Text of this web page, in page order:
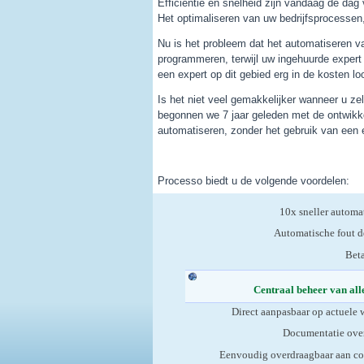
Efficiëntie en snelheid zijn vandaag de
Het optimaliseren van uw
Nu is het probleem dat het automatiseren
programmeren, terwijl uw ingehuurde
een expert op dit gebied erg in de kosten
Is het niet veel gemakkelijker wanneer u
begonnen we 7 jaar geleden met de
automatiseren, zonder het gebruik van een
Processo biedt u de volgende voordelen:
10x sneller
Automatische fout
Centraal beheer van
Direct aanpasbaar op actuele
Documentatie
Eenvoudig overdraagbaar aan